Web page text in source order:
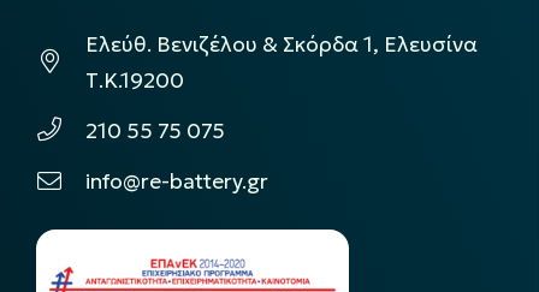
Ελεύθ. Βενιζέλου & Σκόρδα 1, Ελευσίνα
Τ.Κ.19200
210 55 75 075
info@re-battery.gr